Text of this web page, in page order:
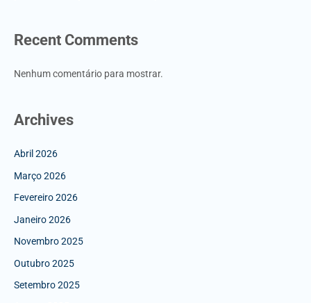
Recent Comments
Nenhum comentário para mostrar.
Archives
Abril 2026
Março 2026
Fevereiro 2026
Janeiro 2026
Novembro 2025
Outubro 2025
Setembro 2025